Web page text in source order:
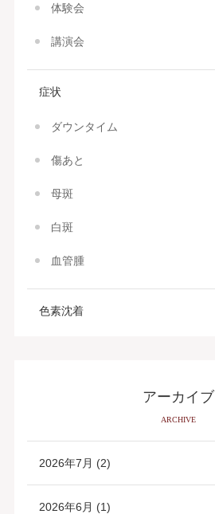
体験会
講演会
症状
ダウンタイム
傷あと
母斑
白斑
血管腫
色素沈着
アーカイブ
ARCHIVE
2026年7月 (2)
2026年6月 (1)